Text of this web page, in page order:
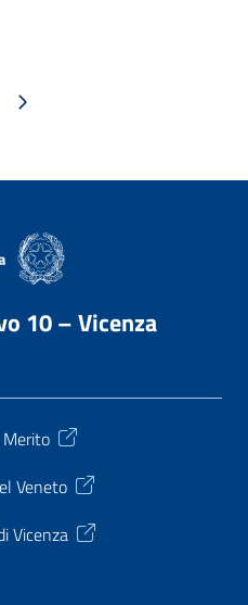
successiva
10 – Vicenza
Merito
Veneto
Vicenza